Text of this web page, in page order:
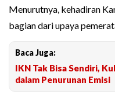
Menurutnya, kehadiran
bagian dari upaya
Baca Juga:
IKN Tak Bisa Sendiri,
dalam Penurunan Emisi